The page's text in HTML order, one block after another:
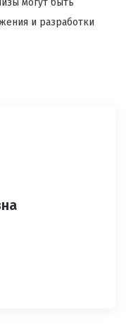
могут быть
и разработки